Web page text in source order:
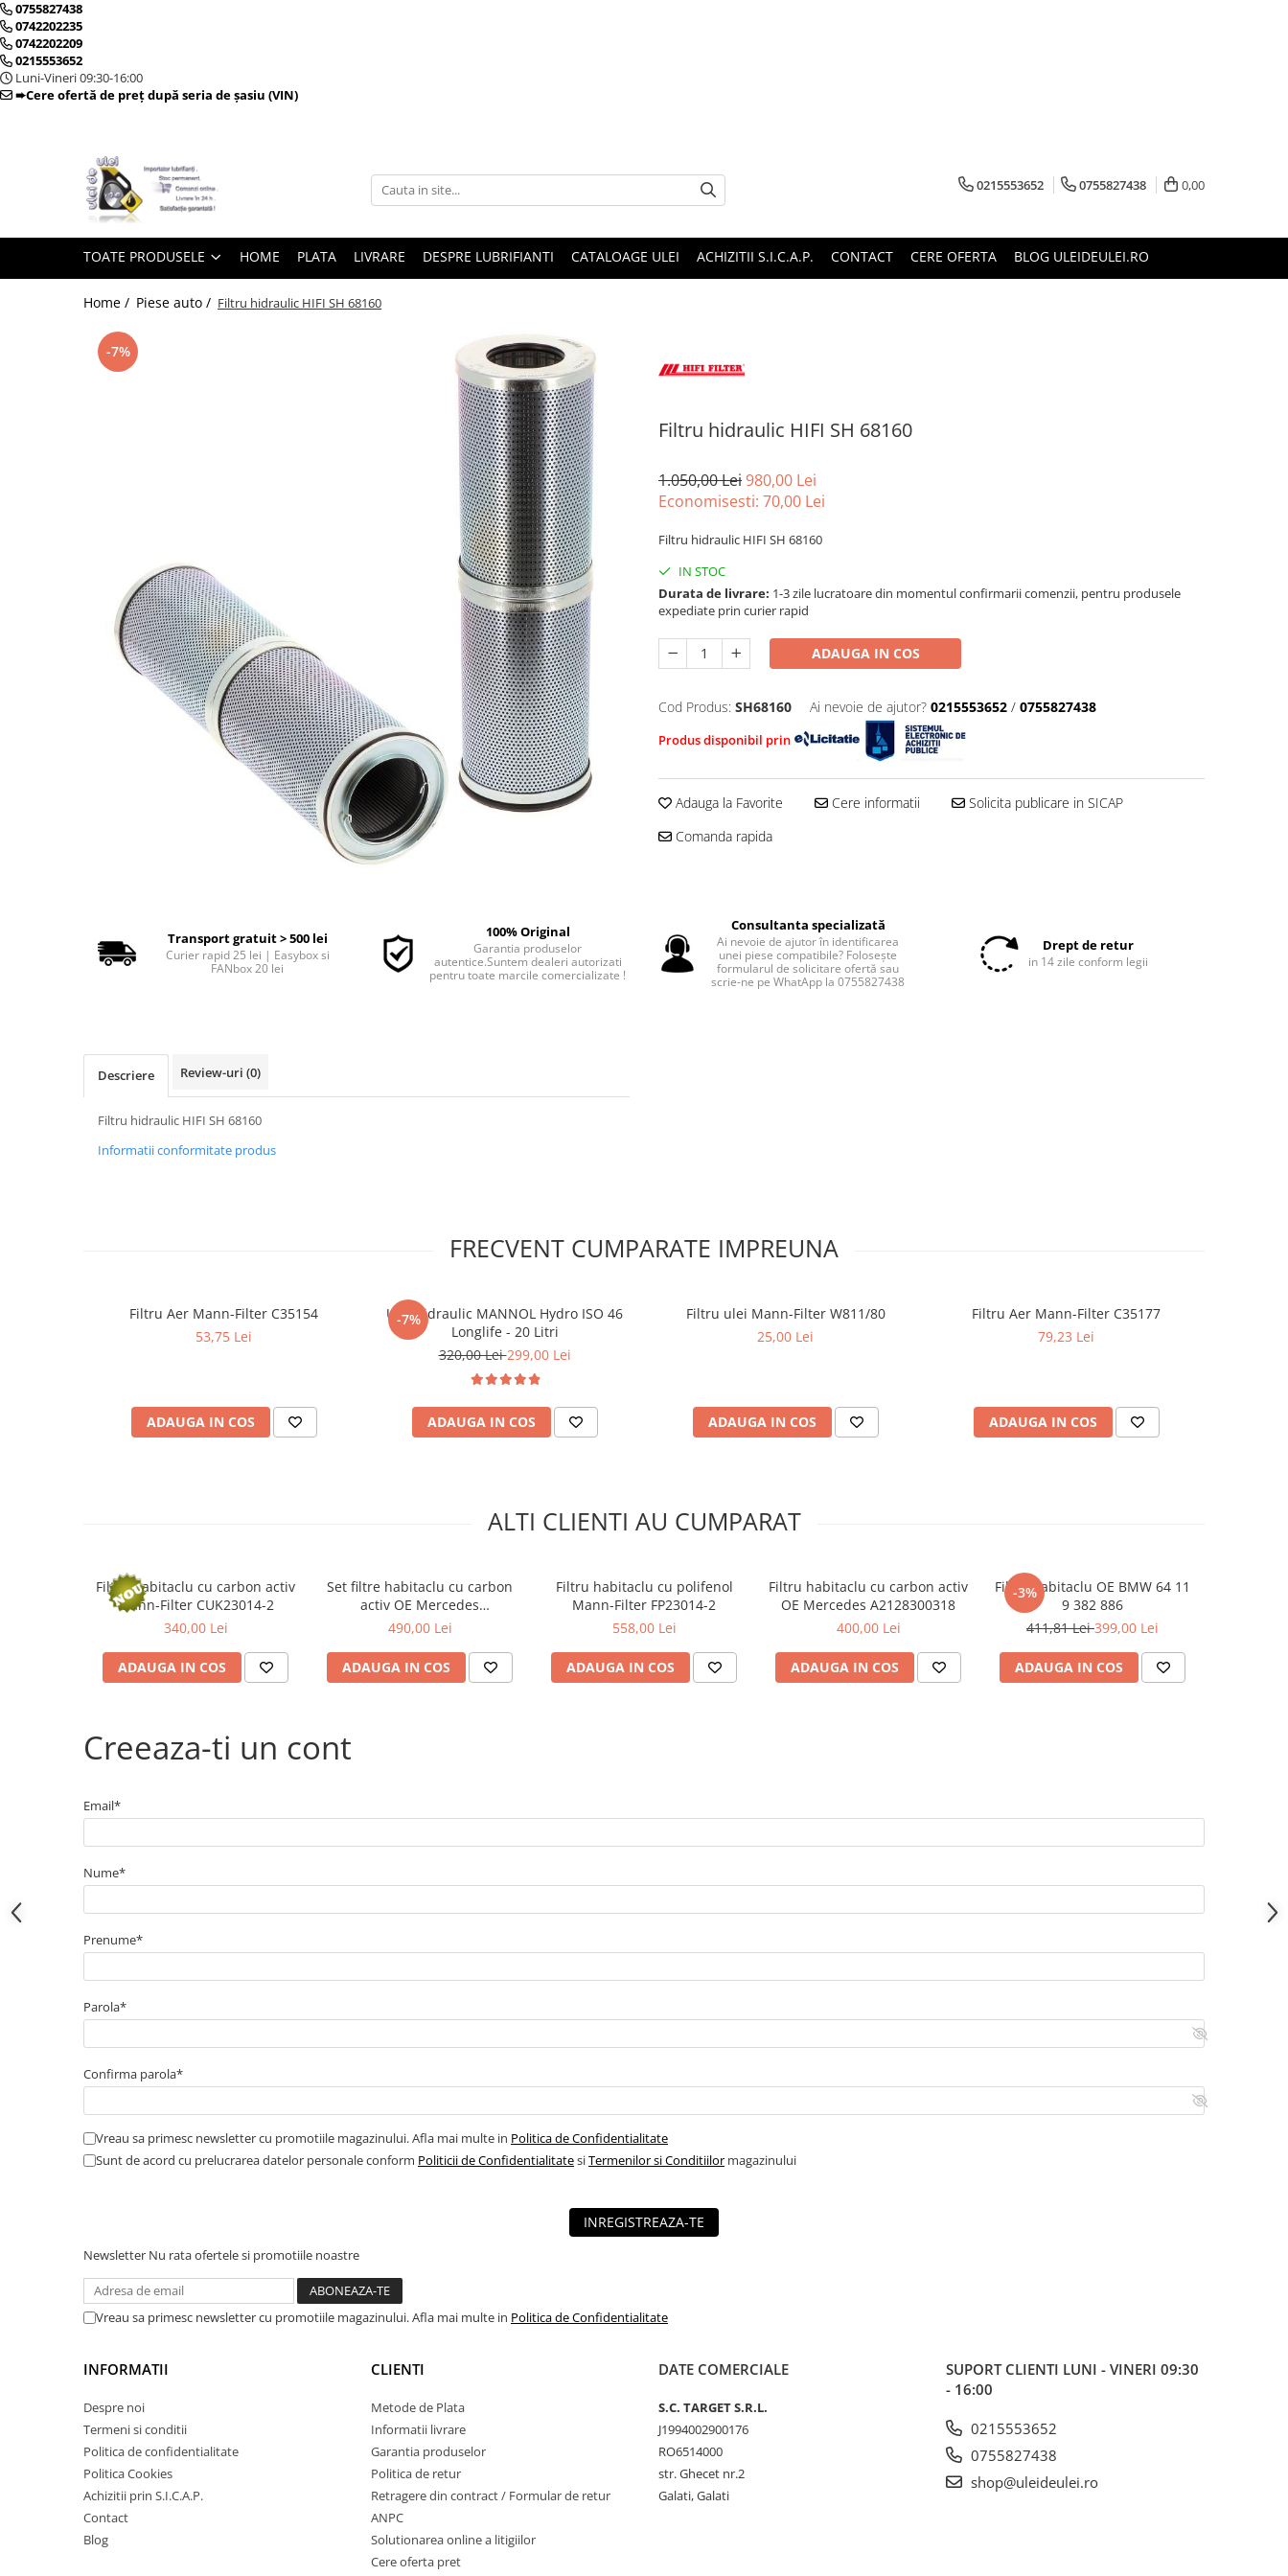
Toate Produsele
► Detailing si cosmetica
Intretinere interior
Curatare tapiterie auto
Curatare si intretinere piele
Plastice interioare
Intretinere exterior
Curatare geamuri auto
Spalare si detailing rapid
Decontaminare vopsea
Intretinere vopsea
Dressing exterior
■ Filtre hidraulice
■ Filtre aditivi
■ Filtre epurator
Senzori uzura placute
Cablu frana de mana
Bujii incandescente
Kit distributie
Curea distributie
Pompa apa
Transmisie
Curea transmisie
Busoane/inele etansare
Directie/stabilizare
Bielete directie
Cap de bara
Amortizor capota
Amortizor portbagaj/hayon
Pivot suspensie
► Accesorii auto
■ Huse scaune auto
■ Tavite auto portbagaj
■ Covorase/presuri auto
■ Becuri auto
■ Accesorii auto interior
0755827438
0742202235
0742202209
0215553652
Luni-Vineri 09:30-16:00
➨Cere ofertă de preț după seria de șasiu (VIN)
0215553652 0755827438 0,00
TOATE PRODUSELE HOME PLATA LIVRARE DESPRE LUBRIFIANTI CATALOAGE ULEI ACHIZITII S.I.C.A.P. CONTACT CERE OFERTA BLOG ULEIDEULEI.RO
Home / Piese auto / Filtru hidraulic HIFI SH 68160
Filtru hidraulic HIFI SH 68160
-7%
1.050,00 Lei980,00 Lei
Economisesti: 70,00 Lei
Filtru hidraulic HIFI SH 68160
IN STOC
Durata de livrare: 1-3 zile lucratoare din momentul confirmarii comenzii, pentru produsele
expediate prin curier rapid
ADAUGA IN COS
Cod Produs: SH68160 Ai nevoie de ajutor? 0215553652 / 0755827438
Produs disponibil prin
Adauga la Favorite Cere informatii
Solicita publicare in SICAP
Comanda rapida
Transport gratuit > 500 lei
Curier rapid 25 lei | Easybox si
FANbox 20 lei
100% Original
Garantia produselor
autentice.Suntem dealeri autorizati
pentru toate marcile comercializate !
Consultanta specializată
Ai nevoie de ajutor în identificarea
unei piese compatibile? Folosește
formularul de solicitare ofertă sau
scrie-ne pe WhatApp la 0755827438
Drept de retur
in 14 zile conform legii
Descriere Review-uri (0)
Filtru hidraulic HIFI SH 68160
Informatii conformitate produs
FRECVENT CUMPARATE IMPREUNA
Filtru Aer Mann-Filter C35154
53,75 Lei
ADAUGA IN COS
-7%
Ulei hidraulic MANNOL Hydro ISO 46
Longlife - 20 Litri
320,00 Lei299,00 Lei
ADAUGA IN COS
Filtru ulei Mann-Filter W811/80
25,00 Lei
ADAUGA IN COS
Filtru Aer Mann-Filter C35177
79,23 Lei
ADAUGA IN COS
ALTI CLIENTI AU CUMPARAT
Filtru habitaclu cu carbon activ
Mann-Filter CUK23014-2
340,00 Lei
ADAUGA IN COS
Set filtre habitaclu cu carbon
activ OE Mercedes
A1668307201
490,00 Lei
ADAUGA IN COS
Filtru habitaclu cu polifenol
Mann-Filter FP23014-2
558,00 Lei
ADAUGA IN COS
Filtru habitaclu cu carbon activ
OE Mercedes A2128300318
400,00 Lei
ADAUGA IN COS
-3%
Filtru habitaclu OE BMW 64 11
9 382 886
411,81 Lei399,00 Lei
ADAUGA IN COS
Creeaza-ti un cont
Email*
Nume*
Prenume*
Parola*
Confirma parola*
Vreau sa primesc newsletter cu promotiile magazinului. Afla mai multe in Politica de Confidentialitate
Sunt de acord cu prelucrarea datelor personale conform Politicii de ConfidentialitatesiTermenilor si Conditiilor magazinului
INREGISTREAZA-TE
Newsletter Nu rata ofertele si promotiile noastre
Vreau sa primesc newsletter cu promotiile magazinului. Afla mai multe in Politica de Confidentialitate
INFORMATII
Despre noi
Termeni si conditii
Politica de confidentialitate
Politica Cookies
Achizitii prin S.I.C.A.P.
Contact
Blog
CLIENTI
Metode de Plata
Informatii livrare
Garantia produselor
Politica de retur
Retragere din contract / Formular de retur
ANPC
Solutionarea online a litigiilor
Cere oferta pret
DATE COMERCIALE
S.C. TARGET S.R.L.
J1994002900176
RO6514000
str. Ghecet nr.2
Galati, Galati
SUPORT CLIENTI LUNI - VINERI 09:30
- 16:00
0215553652
0755827438
shop@uleideulei.ro